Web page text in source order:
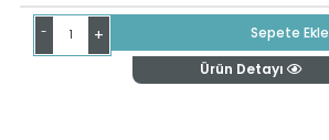
- +
Sepete Ekle
Ürün Detayı